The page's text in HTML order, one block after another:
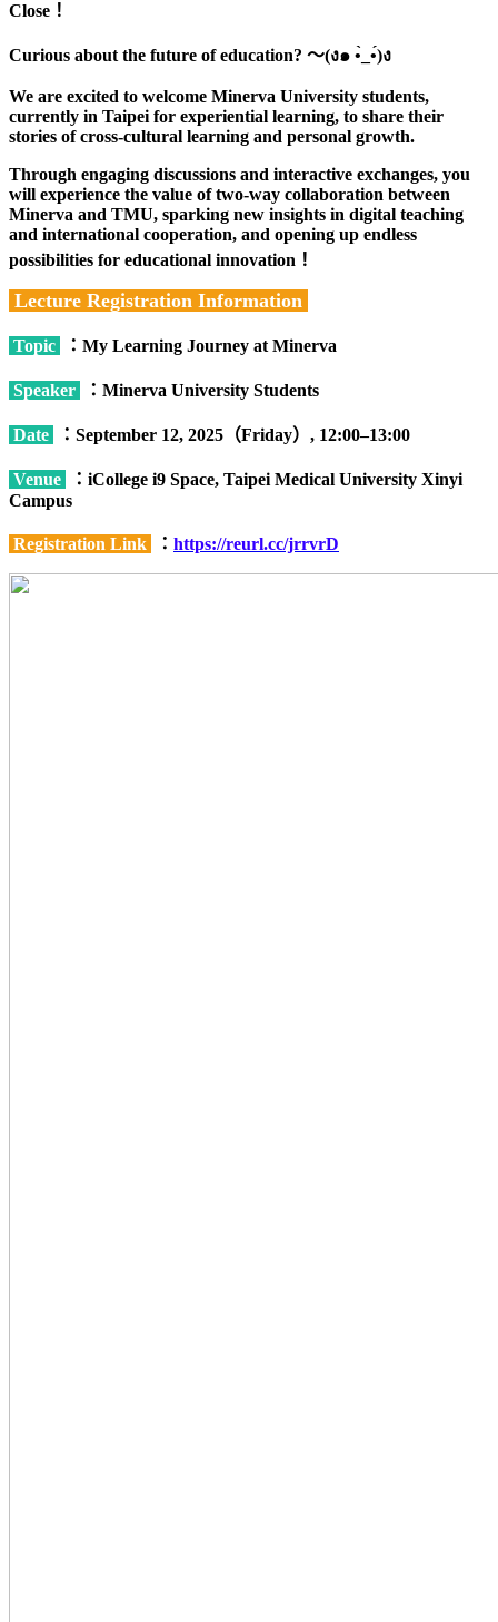
Close！
Curious about the future of education? ～(ง๑ •̀_•́)ง
We are excited to welcome Minerva University students,
currently in Taipei for experiential learning, to share their
stories of cross-cultural learning and personal growth.
Through engaging discussions and interactive exchanges, you
will experience the value of two-way collaboration between
Minerva and TMU, sparking new insights in digital teaching
and international cooperation, and opening up endless
possibilities for educational innovation！
Lecture Registration Information
Topic ： My Learning Journey at Minerva
Speaker ： Minerva University Students
Date ： September 12, 2025（Friday）, 12:00–13:00
Venue ： iCollege i9 Space, Taipei Medical University Xinyi
Campus
Registration Link ： https://reurl.cc/jrrvrD